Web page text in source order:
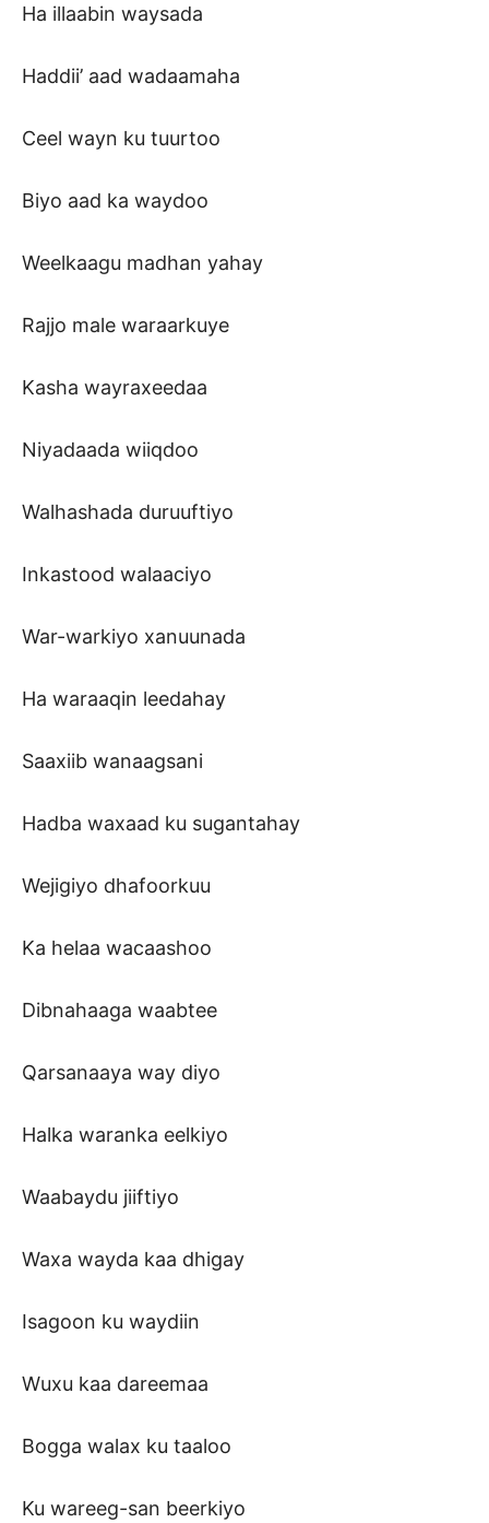
Ha illaabin waysada
Haddii’ aad wadaamaha
Ceel wayn ku tuurtoo
Biyo aad ka waydoo
Weelkaagu madhan yahay
Rajjo male waraarkuye
Kasha wayraxeedaa
Niyadaada wiiqdoo
Walhashada duruuftiyo
Inkastood walaaciyo
War-warkiyo xanuunada
Ha waraaqin leedahay
Saaxiib wanaagsani
Hadba waxaad ku sugantahay
Wejigiyo dhafoorkuu
Ka helaa wacaashoo
Dibnahaaga waabtee
Qarsanaaya way diyo
Halka waranka eelkiyo
Waabaydu jiiftiyo
Waxa wayda kaa dhigay
Isagoon ku waydiin
Wuxu kaa dareemaa
Bogga walax ku taaloo
Ku wareeg-san beerkiyo